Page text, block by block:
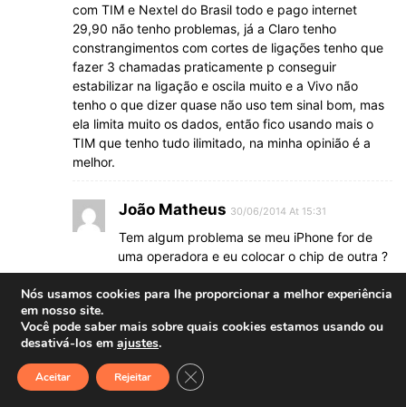
com TIM e Nextel do Brasil todo e pago internet
29,90 não tenho problemas, já a Claro tenho
constrangimentos com cortes de ligações tenho que
fazer 3 chamadas praticamente p conseguir
estabilizar na ligação e oscila muito e a Vivo não
tenho o que dizer quase não uso tem sinal bom, mas
ela limita muito os dados, então fico usando mais o
TIM que tenho tudo ilimitado, na minha opinião é a
melhor.
João Matheus 30/06/2014 At 15:31
Tem algum problema se meu iPhone for de
uma operadora e eu colocar o chip de outra ?
01/07/2014 At 18:31
Desculpe a demora.
Pode trocar a vontade de operadora.
Nós usamos cookies para lhe proporcionar a melhor experiência
em nosso site.
Você pode saber mais sobre quais cookies estamos usando ou
desativá-los em ajustes.
Aceitar Rejeitar Close GDPR Cookie Banner